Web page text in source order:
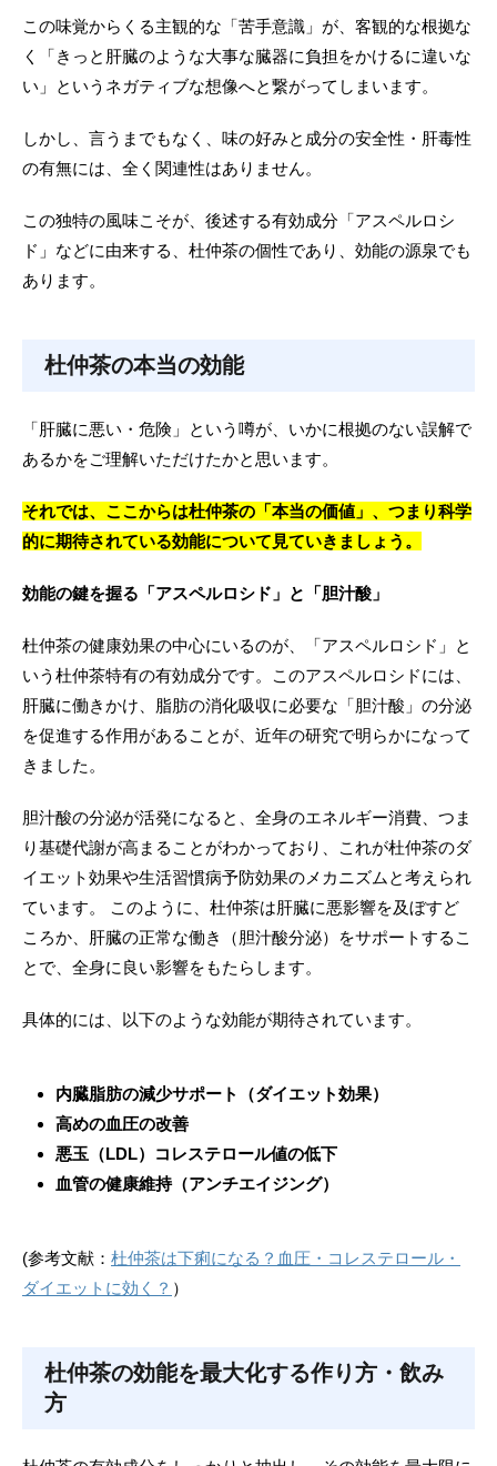
この味覚からくる主観的な「苦手意識」が、客観的な根拠な
く「きっと肝臓のような大事な臓器に負担をかけるに違いな
い」というネガティブな想像へと繋がってしまいます。
しかし、言うまでもなく、味の好みと成分の安全性・肝毒性
の有無には、全く関連性はありません。
この独特の風味こそが、後述する有効成分「アスペルロシ
ド」などに由来する、杜仲茶の個性であり、効能の源泉でも
あります。
杜仲茶の本当の効能
「肝臓に悪い・危険」という噂が、いかに根拠のない誤解で
あるかをご理解いただけたかと思います。
それでは、ここからは杜仲茶の「本当の価値」、つまり科学
的に期待されている効能について見ていきましょう。
効能の鍵を握る「アスペルロシド」と「胆汁酸」
杜仲茶の健康効果の中心にいるのが、「アスペルロシド」と
いう杜仲茶特有の有効成分です。このアスペルロシドには、
肝臓に働きかけ、脂肪の消化吸収に必要な「胆汁酸」の分泌
を促進する作用があることが、近年の研究で明らかになって
きました。
胆汁酸の分泌が活発になると、全身のエネルギー消費、つま
り基礎代謝が高まることがわかっており、これが杜仲茶のダ
イエット効果や生活習慣病予防効果のメカニズムと考えられ
ています。 このように、杜仲茶は肝臓に悪影響を及ぼすど
ころか、肝臓の正常な働き（胆汁酸分泌）をサポートするこ
とで、全身に良い影響をもたらします。
具体的には、以下のような効能が期待されています。
内臓脂肪の減少サポート（ダイエット効果）
高めの血圧の改善
悪玉（LDL）コレステロール値の低下
血管の健康維持（アンチエイジング）
(参考文献： 杜仲茶は下痢になる？血圧・コレステロール・
ダイエットに効く？ ）
杜仲茶の効能を最大化する作り方・飲み
方